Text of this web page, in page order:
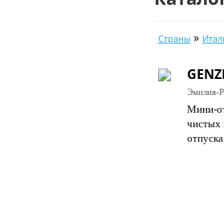
Страны »
Эмилия-
Мини-
чистых